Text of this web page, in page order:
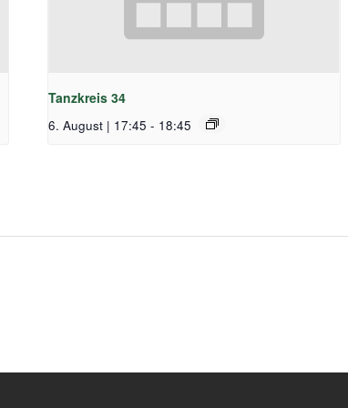
Tanzkreis 34
6. August | 17:45 - 18:45